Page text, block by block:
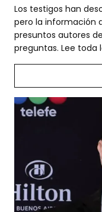
Los testigos han
pero la información
presuntos autores
preguntas. Lee toda